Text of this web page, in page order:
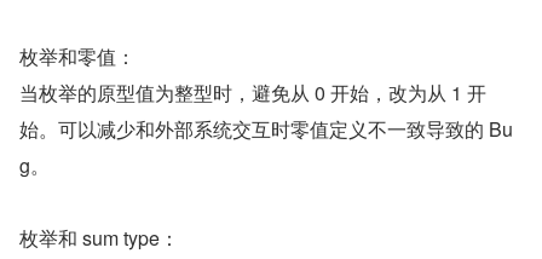
枚举和零值：
当枚举的原型值为整型时，避免从 0 开始，改为从 1 开
始。可以减少和外部系统交互时零值定义不一致导致的 Bu
g。
枚举和 sum type：